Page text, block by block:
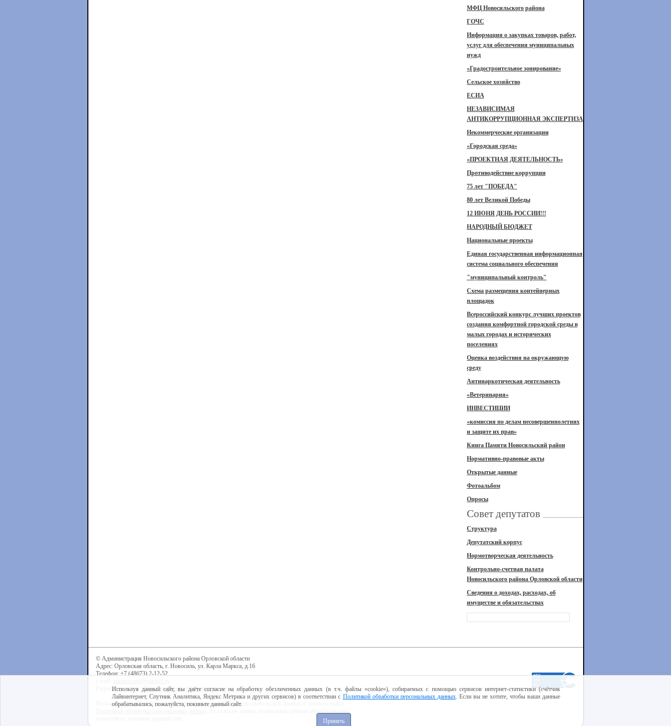
МФЦ Новосильского района
ГОЧС
Информация о закупках товаров, работ,
услуг для обеспечения муниципальных
нужд
«Градостроительное зонирование»
Сельское хозяйство
ЕСИА
НЕЗАВИСИМАЯ
АНТИКОРРУПЦИОННАЯ ЭКСПЕРТИЗА
Некоммерческие организации
«Городская среда»
«ПРОЕКТНАЯ ДЕЯТЕЛЬНОСТЬ»
Противодействие коррупции
75 лет "ПОБЕДА"
80 лет Великой Победы
12 ИЮНЯ ДЕНЬ РОССИИ!!!
НАРОДНЫЙ БЮДЖЕТ
Национальные проекты
Единая государственная информационная
система социального обеспечения
"муниципальный контроль"
Схема размещения контейнерных
площадок
Всероссийский конкурс лучших проектов
создания комфортной городской среды в
малых городах и исторических
поселениях
Оценка воздействия на окружающую
среду
Антинаркотическая деятельность
«Ветеринария»
ИНВЕСТИЦИИ
«комиссия по делам несовершеннолетних
и защите их прав»
Книга Памяти Новосильский район
Нормативно-правовые акты
Открытые данные
Фотоальбом
Опросы
Совет депутатов
Структура
Депутатский корпус
Нормотворческая деятельность
Контрольно-счетная палата
Новосильского района Орловской области
Сведения о доходах, расходах, об
имуществе и обязательствах
© Администрация Новосильского района Орловской области
Адрес: Орловская область, г. Новосиль, ул. Карла Маркса, д.16
Телефон: +7 (48673) 2-12-52
Разработка сайта -Центр интернет-образования
Используя данный сайт, вы даёте согласие на обработку пользовательских данных в соответствии с
Используя данный сайт, вы даёте согласие на обработку обезличенных данных (в т.ч. файлы «cookie»), собираемых с помощью сервисов интернет-статистики (счётчик
Лайвинтернет, Спутник Аналитика, Яндекс Метрика и других сервисов) в соответствии с Политикой обработки персональных данных. Если вы не хотите, чтобы ваши данные
обрабатывались, пожалуйста, покиньте данный сайт.
Принять